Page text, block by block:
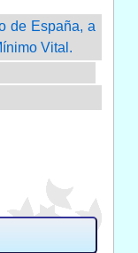
de España, a
Vital.